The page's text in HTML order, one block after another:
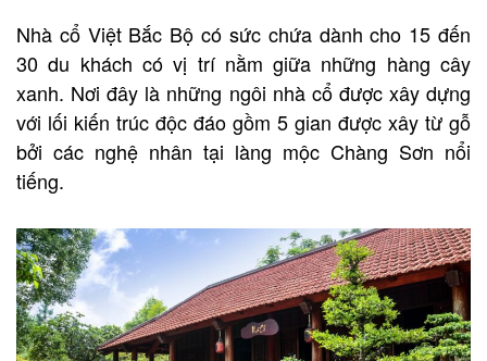
Nhà cổ Việt Bắc Bộ có sức chứa dành cho 15 đến
30 du khách có vị trí nằm giữa những hàng cây
xanh. Nơi đây là những ngôi nhà cổ được xây dựng
với lối kiến trúc độc đáo gồm 5 gian được xây từ gỗ
bởi các nghệ nhân tại làng mộc Chàng Sơn nổi
tiếng.